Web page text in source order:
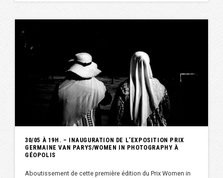
30/05 À 19H. – INAUGURATION DE L’EXPOSITION PRIX
GERMAINE VAN PARYS/WOMEN IN PHOTOGRAPHY À
GÉOPOLIS
Aboutissement de cette première édition du Prix Women in